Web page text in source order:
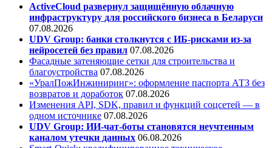
ActiveCloud развернул защищённую облачную
инфраструктуру для российского бизнеса в Беларуси
07.08.2026
UDV Group: банки столкнутся с ИБ-рисками из-за
нейросетей без правил 07.08.2026
Фасадные затеняющие сетки для строительства и
благоустройства 07.08.2026
«УралПожИнжиниринг»: оформление паспорта АТЗ без
возвратов и доработок 07.08.2026
Изменения API, SDK, правил и функций соцсетей — в
одном источнике 07.08.2026
UDV Group: ИИ-чат-боты становятся неучтенным
каналом утечки данных 06.08.2026